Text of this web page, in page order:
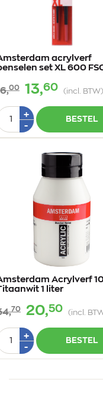
acrylverf
set XL 600
00 13,60 (incl. BTW)
+Plus
-Min
1
BESTEL
Acrylverf
1 liter
70 20,50 (incl.
+Plus
-Min
1
BESTEL